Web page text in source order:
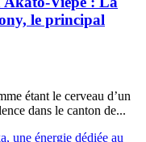
le principal
étant le cerveau d’un
dans le canton de...